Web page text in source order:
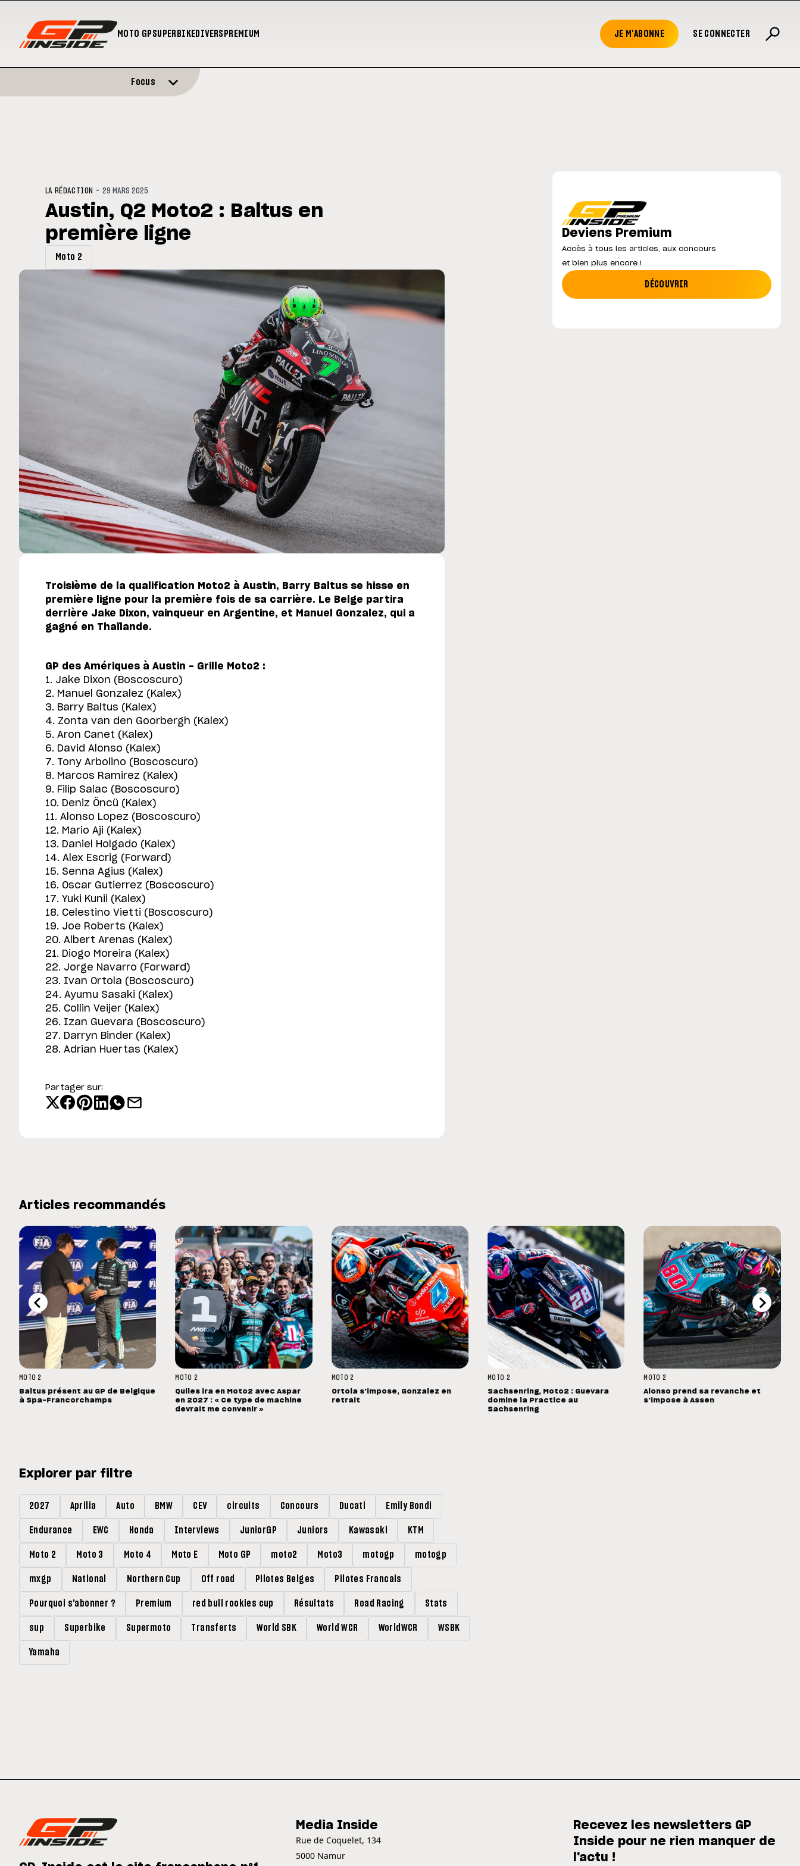
MOTO GPSUPERBIKEDIVERS PREMIUM JE M'ABONNE SE CONNECTER
MOTO GP
Silverstone : Horaires et Programme du GP de
Grande-Bretagne
MOTO GP
Zarco évite l'opération et vise un retour en
MotoGP : les cinq constructeurs signent un
Focus
LA RÉDACTION -29 MARS 2025
Austin, Q2 Moto2 : Baltus en
première ligne
Moto 2
Troisième de la qualification Moto2 à Austin, Barry Baltus se hisse en
première ligne pour la première fois de sa carrière. Le Belge partira
derrière Jake Dixon, vainqueur en Argentine, et Manuel Gonzalez, qui a
gagné en Thaïlande.
GP des Amériques à Austin - Grille Moto2 :
1. Jake Dixon (Boscoscuro)
2. Manuel Gonzalez (Kalex)
3. Barry Baltus (Kalex)
4. Zonta van den Goorbergh (Kalex)
5. Aron Canet (Kalex)
6. David Alonso (Kalex)
7. Tony Arbolino (Boscoscuro)
8. Marcos Ramirez (Kalex)
9. Filip Salac (Boscoscuro)
10. Deniz Öncü (Kalex)
11. Alonso Lopez (Boscoscuro)
12. Mario Aji (Kalex)
13. Daniel Holgado (Kalex)
14. Alex Escrig (Forward)
15. Senna Agius (Kalex)
16. Oscar Gutierrez (Boscoscuro)
17. Yuki Kunii (Kalex)
18. Celestino Vietti (Boscoscuro)
19. Joe Roberts (Kalex)
20. Albert Arenas (Kalex)
21. Diogo Moreira (Kalex)
22. Jorge Navarro (Forward)
23. Ivan Ortola (Boscoscuro)
24. Ayumu Sasaki (Kalex)
25. Collin Veijer (Kalex)
26. Izan Guevara (Boscoscuro)
27. Darryn Binder (Kalex)
28. Adrian Huertas (Kalex)
Partager sur:
Deviens Premium
Accès à tous les articles, aux concours
et bien plus encore !
DÉCOUVRIR
Articles recommandés
MOTO 2
Baltus présent au GP de Belgique
à Spa-Francorchamps
MOTO 2
Quiles ira en Moto2 avec Aspar
en 2027 : « Ce type de machine
devrait me convenir »
MOTO 2
Ortola s'impose, Gonzalez en
retrait
MOTO 2
Sachsenring, Moto2 : Guevara
domine la Practice au
Sachsenring
MOTO 2
Alonso prend sa revanche et
s'impose à Assen
Explorer par filtre
2027 Aprilia Auto BMW CEV circuits Concours Ducati Emily Bondi
Endurance EWC Honda Interviews JuniorGP Juniors Kawasaki KTM
Moto 2 Moto 3 Moto 4 Moto E Moto GP moto2 Moto3 motogp motogp
mxgp National Northern Cup Off road Pilotes Belges Pilotes Francais
Pourquoi s'abonner ? Premium red bull rookies cup Résultats Road Racing Stats
sup Superbike Supermoto Transferts World SBK World WCR WorldWCR WSBK
Yamaha
Media Inside
Rue de Coquelet, 134
5000 Namur
Recevez les newsletters GP
Inside pour ne rien manquer de
l'actu !